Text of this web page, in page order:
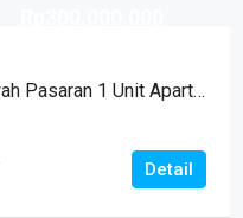
Dijual Cepat Harga Di Bawah Pasaran 1 Unit Apartemen Cicadas Jln A Yani Bandung Kota
Detail